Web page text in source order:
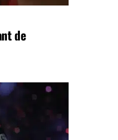
de